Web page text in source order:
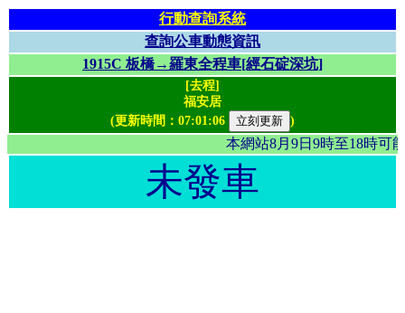
行動查詢系統
查詢公車動態資訊
1915C 板橋→羅東全程車[經石碇深坑]
[去程]
福安居
(更新時間： 07:01:06 )
本網站8月9日9時至18
未發車